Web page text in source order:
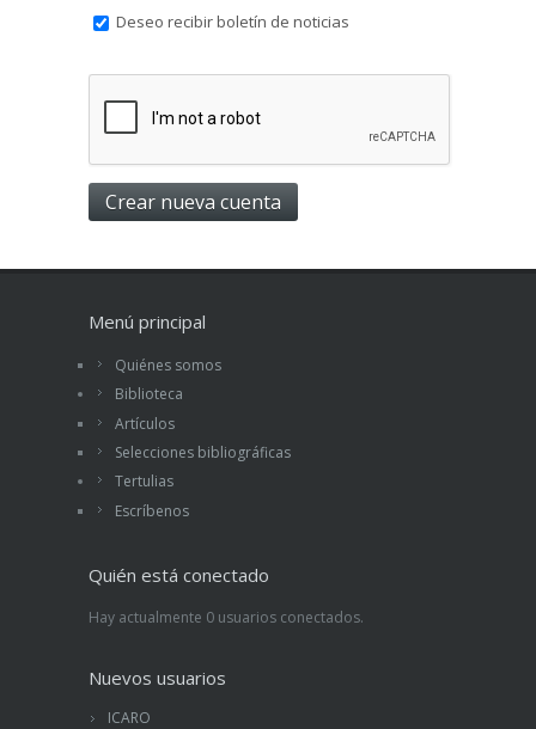
Deseo recibir boletín de noticias
Menú principal
Quiénes somos
Biblioteca
Artículos
Selecciones bibliográficas
Tertulias
Escríbenos
Quién está conectado
Hay actualmente 0 usuarios conectados.
Nuevos usuarios
ICARO